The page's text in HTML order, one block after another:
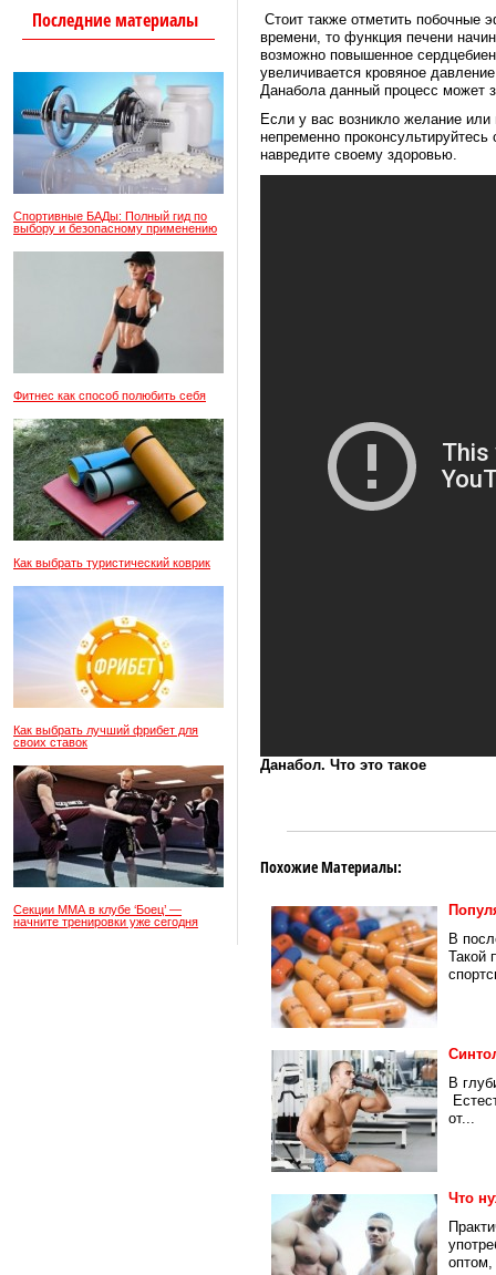
Последние материалы
Спортивные БАДы: Полный гид по
выбору и безопасному применению
Фитнес как способ полюбить себя
Как выбрать туристический коврик
Как выбрать лучший фрибет для
своих ставок
Секции ММА в клубе ‘Боец’ —
начните тренировки уже сегодня
Стоит также отметить побочные
времени, то функция печени
возможно повышенное
увеличивается кровяное
Данабола данный процесс может
Если у вас возникло желание
непременно
навредите своему здоровью.
Данабол. Что это такое
Похожие Материалы:
В
Такой
В
от...
Что